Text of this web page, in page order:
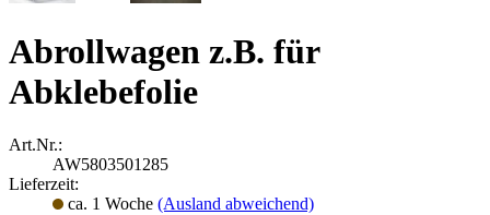
Abrollwagen z.B. für
Abklebefolie
Art.Nr.:
AW5803501285
Lieferzeit:
ca. 1 Woche (Ausland abweichend)